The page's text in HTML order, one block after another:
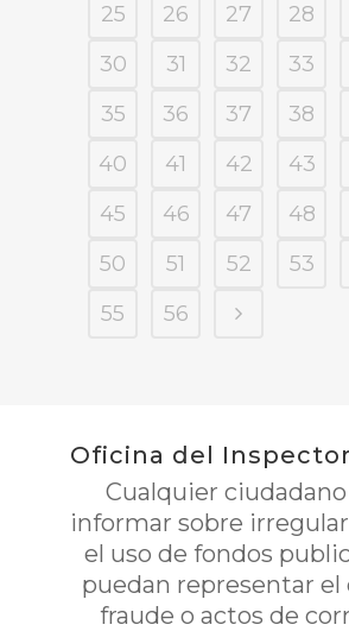
25
26 27 28
30
31 32 33
35
36 37 38
40
41 42 43
45
46 47 48
50
51 52 53
55
56
Oficina del
Cualquier
informar sobre
el uso de fondos
puedan representar el
fraude o actos de